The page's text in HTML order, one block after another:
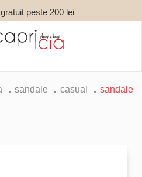
peste 200 lei
sandale casual
sandale